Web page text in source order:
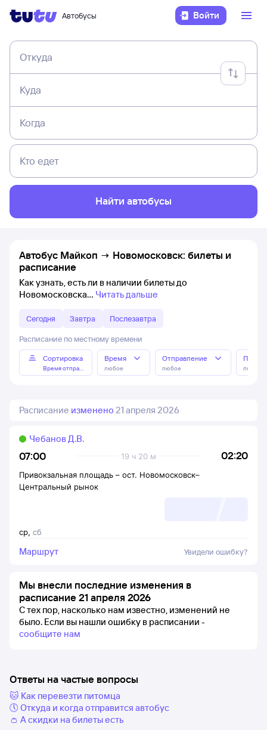
Автобусы Войти
Откуда
Куда
Когда
Кто едет
Найти автобусы
Автобус Майкоп → Новомосковск: билеты и
расписание
Как узнать, есть ли в наличии билеты до
Новомосковска
Читать дальше
Сегодня Завтра Послезавтра
Расписание по местному времени
Сортировка
Время отправления
Время
любое
Отправление
любое любое
Расписание изменено 21 апреля 2026
07:00 02:20
19 ч 20 м
Чебанов Д.В.
ср, сб
Привокзальная площадь – ост. Новомосковск–
Центральный рынок
Маршрут Увидели ошибку?
Мы внесли последние изменения в
расписание 21 апреля 2026
С тех пор, насколько нам известно, изменений не
было. Если вы нашли ошибку в расписании -
сообщите нам
Ответы на частые вопросы
🐱 Как перевезти питомца
🕔 Откуда и когда отправится автобус
👛 А скидки на билеты есть